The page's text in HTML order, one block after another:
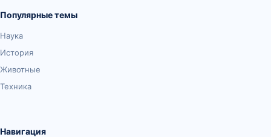
Популярные темы
Наука
История
Животные
Техника
Навигация